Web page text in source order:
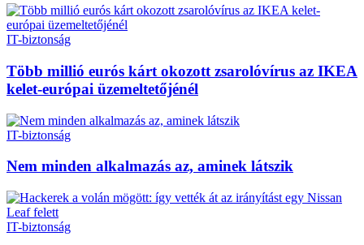
IT-biztonság
Több millió eurós kárt okozott zsarolóvírus az IKEA
kelet-európai üzemeltetőjénél
IT-biztonság
Nem minden alkalmazás az, aminek látszik
IT-biztonság